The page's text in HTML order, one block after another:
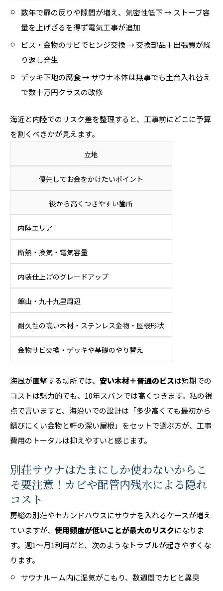
数年で扉の反りや隙間が増え、気密性低下 → ストーブ容
量を上げざるを得ず電気工事が追加
ビス・金物のサビでヒンジ交換 → 交換部品＋出張費が繰
り返し発生
デッキ下地の腐食 → サウナ本体は無事でも土台入れ替え
で数十万円クラスの改修
海近と内陸でのリスク差を整理すると、工事前にどこに予算
を割くべきかが見えます。
立地
優先してお金をかけたいポイント
後から高くつきやすい箇所
内陸エリア
断熱・換気・電気容量
内装仕上げのグレードアップ
館山・九十九里周辺
耐久性の高い木材・ステンレス金物・屋根形状
金物サビ交換・デッキや基礎のやり替え
海風が直撃する場所では、 安い木材＋普通のビスは短期での
コストは魅力的でも、10年スパンでは高くつきます。私の視
点で言いますと、海沿いでの設計は「多少高くても最初から
錆びにくい金物と軒の深い屋根」をセットで選ぶ方が、工事
費用のトータルは抑えやすいと感じます。
別荘サウナはたまにしか使わないからこ
そ要注意！カビや配管内残水による隠れ
コスト
房総の別荘やセカンドハウスにサウナを入れるケースが増え
ていますが、 使用頻度が低いことが最大のリスクになりま
す。週1〜月1利用だと、次のようなトラブルが起きやすくな
ります。
サウナルーム内に湿気がこもり、数週間でカビと異臭